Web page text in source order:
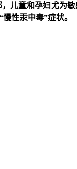
儿童和孕妇尤为敏
性汞中毒”症状。